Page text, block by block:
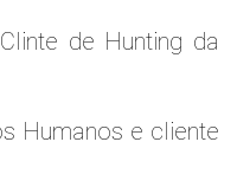
de Hunting da
Humanos e cliente